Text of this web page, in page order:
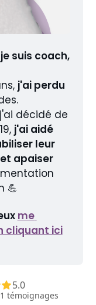
suis coach,
j'ai perdu
décidé de
j'ai aidé
leur
apaiser
💪
me
cliquant ici
5.0
témoignages